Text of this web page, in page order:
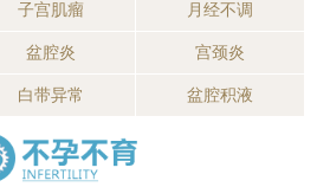
子宫肌瘤 月经不调
盆腔炎 宫颈炎
白带异常 盆腔积液